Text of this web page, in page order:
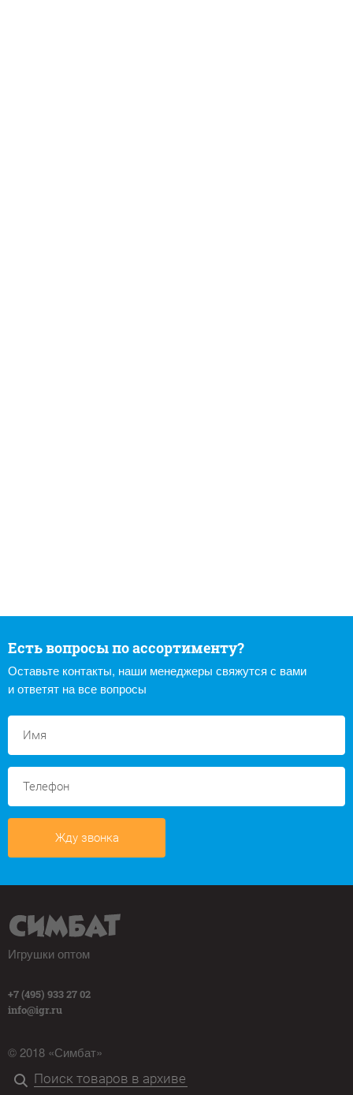
Есть вопросы по ассортименту?
Оставьте контакты, наши менеджеры свяжутся с вами
и ответят на все вопросы
Жду звонка
Игрушки оптом
+7 (495) 933 27 02
info@igr.ru
© 2018 «Симбат»